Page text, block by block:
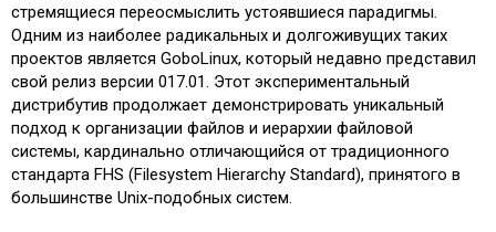
стремящиеся переосмыслить устоявшиеся парадигмы.
Одним из наиболее радикальных и долгоживущих таких
проектов является GoboLinux, который недавно представил
свой релиз версии 017.01. Этот экспериментальный
дистрибутив продолжает демонстрировать уникальный
подход к организации файлов и иерархии файловой
системы, кардинально отличающийся от традиционного
стандарта FHS (Filesystem Hierarchy Standard), принятого в
большинстве Unix-подобных систем.